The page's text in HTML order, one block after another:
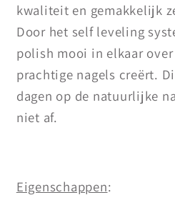
kwaliteit en gemakkelijk
Door het self leveling
polish mooi in elkaar
prachtige nagels creërt.
dagen op de natuurlijke
niet af.
Eigenschappen: